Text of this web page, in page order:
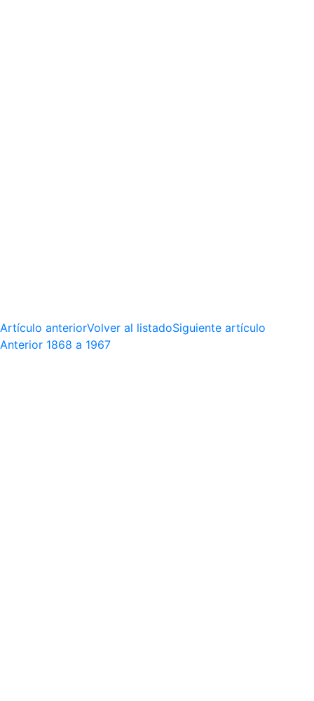
Artículo anteriorVolver al listadoSiguiente artículo
Anterior 1868 a 1967